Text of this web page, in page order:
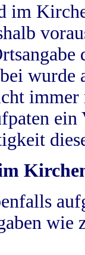
im
wurde
wie